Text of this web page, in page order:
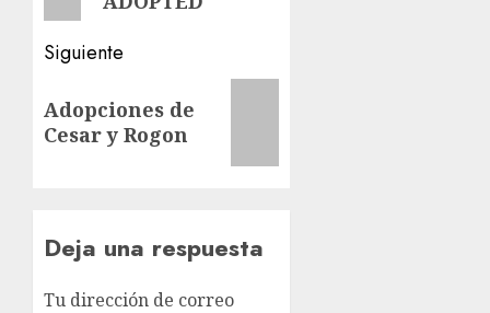
Siguiente
entrada:
Adopciones de
Cesar y Rogon
Deja una respuesta
Tu dirección de correo